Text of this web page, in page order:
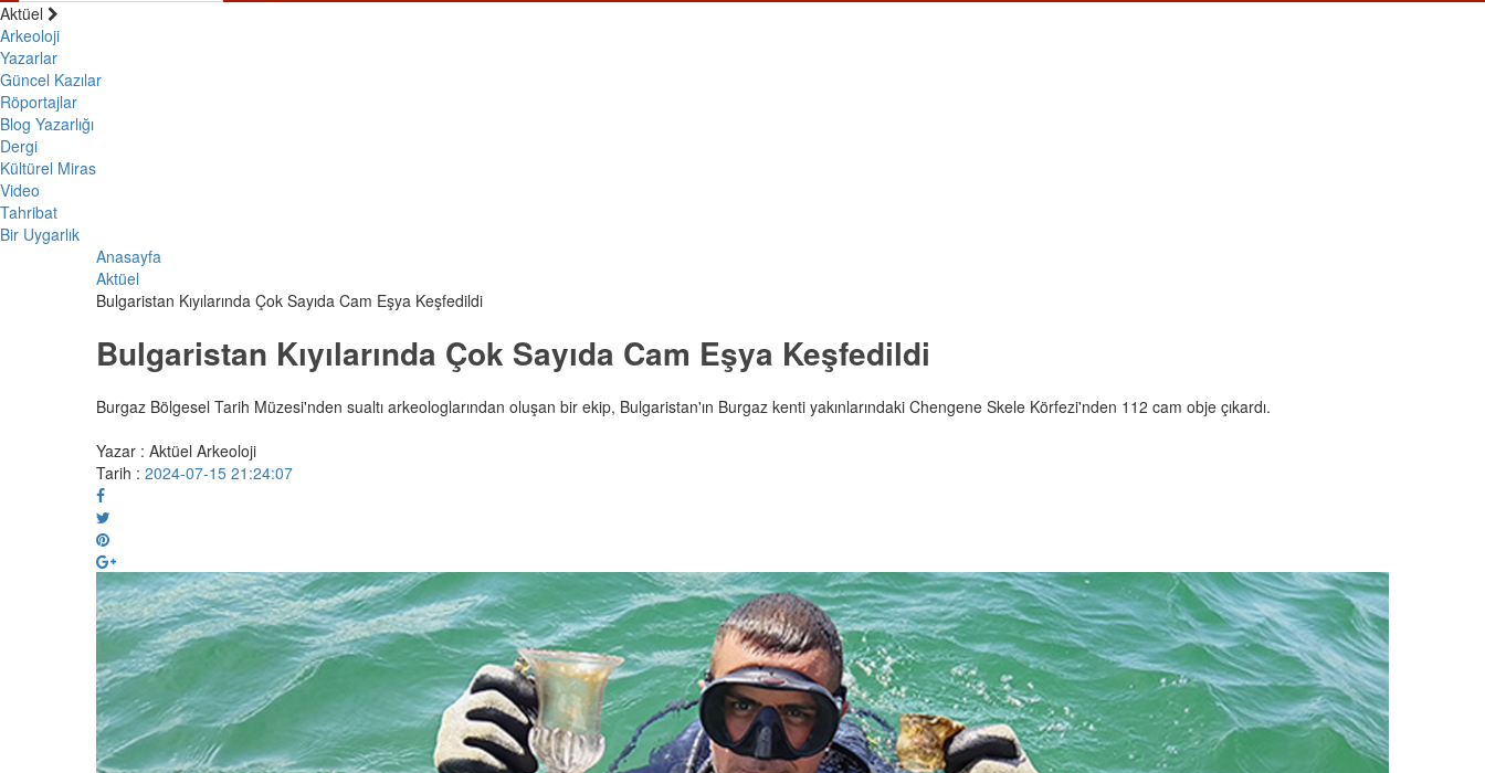
Aktüel
Arkeoloji
Yazarlar
Güncel Kazılar
Röportajlar
Blog Yazarlığı
Dergi
Kültürel Miras
Video
Tahribat
Bir Uygarlık
Anasayfa
Aktüel
Bulgaristan Kıyılarında Çok Sayıda Cam Eşya Keşfedildi
Bulgaristan Kıyılarında Çok Sayıda Cam Eşya Keşfedildi
Burgaz Bölgesel Tarih Müzesi'nden sualtı arkeologlarından oluşan bir ekip, Bulgaristan'ın Burgaz kenti yakınlarındaki Chengene Skele Körfezi'nden 112 cam obje çıkardı.
Yazar : Aktüel Arkeoloji
Tarih : 2024-07-15 21:24:07